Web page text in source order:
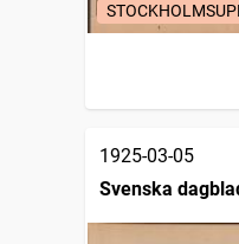
1925-03-05
Svenska